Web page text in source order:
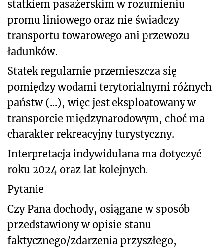
statkiem pasażerskim w rozumieniu
promu liniowego oraz nie świadczy
transportu towarowego ani przewozu
ładunków.
Statek regularnie przemieszcza się
pomiędzy wodami terytorialnymi różnych
państw (...), więc jest eksploatowany w
transporcie międzynarodowym, choć ma
charakter rekreacyjny turystyczny.
Interpretacja indywidulana ma dotyczyć
roku 2024 oraz lat kolejnych.
Pytanie
Czy Pana dochody, osiągane w sposób
przedstawiony w opisie stanu
faktycznego/zdarzenia przyszłego,